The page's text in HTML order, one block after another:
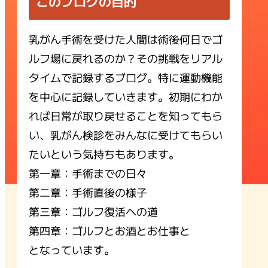
乳がん手術を受けた人間は術後何日でゴ
ルフ場に戻れるのか？その挑戦をリアル
タイムで記録するブログ。特に運動機能
を中心に記録していきます。初期にわか
れば日常が取り戻せることを知ってもら
い、乳がん検診をみんなに受けてもらい
たいという気持ちもあります。
第一章：手術までの日々
第二章：手術直後の様子
第三章：ゴルフ復活への道
第四章：ゴルフとお酒とお仕事と
となっています。